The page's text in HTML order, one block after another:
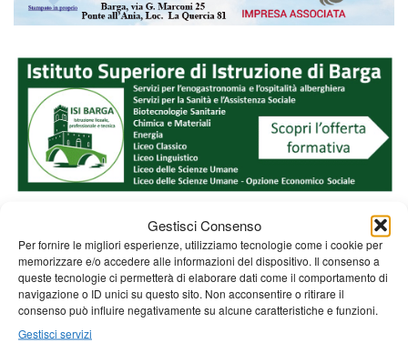
Gestisci Consenso
Per fornire le migliori esperienze, utilizziamo tecnologie come i cookie per
memorizzare e/o accedere alle informazioni del dispositivo. Il consenso a
queste tecnologie ci permetterà di elaborare dati come il comportamento di
navigazione o ID unici su questo sito. Non acconsentire o ritirare il
consenso può influire negativamente su alcune caratteristiche e funzioni.
Gestisci servizi